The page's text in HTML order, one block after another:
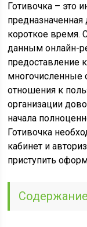
Готивочка – это
короткое время.
данным онлайн-
предоставление
многочисленные
отношения к
организации
начала
Готивочка
кабинет и
приступить
Содержание